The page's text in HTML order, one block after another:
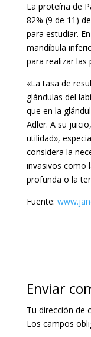
La proteína de
82% (9 de 11)
para estudiar.
mandíbula
para realizar las
«La tasa de
glándulas del
que en la
Adler. A su
utilidad»,
considera la
invasivos como
profunda o la
Fuente:
Enviar
Tu dirección de
Los campos